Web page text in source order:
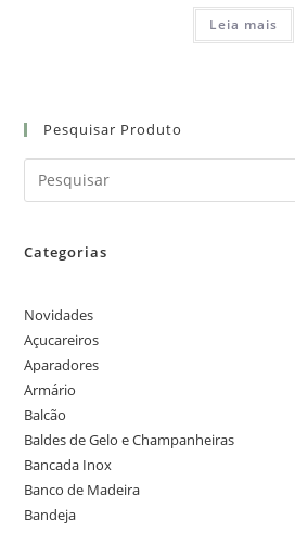
Leia mais
Pesquisar Produto
Categorias
Novidades
Açucareiros
Aparadores
Armário
Balcão
Baldes de Gelo e Champanheiras
Bancada Inox
Banco de Madeira
Bandeja